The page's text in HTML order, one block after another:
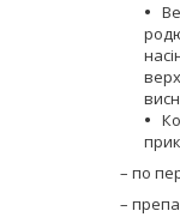
– по
–